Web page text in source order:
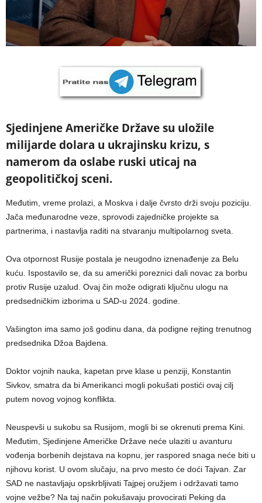
Sjedinjene Američke Države su uložile
milijarde dolara u ukrajinsku krizu, s
namerom da oslabe ruski uticaj na
geopolitičkoj sceni.
Međutim, vreme prolazi, a Moskva i dalje čvrsto drži svoju poziciju.
Jača međunarodne veze, sprovodi zajedničke projekte sa
partnerima, i nastavlja raditi na stvaranju multipolarnog sveta.
Ova otpornost Rusije postala je neugodno iznenađenje za Belu
kuću. Ispostavilo se, da su američki poreznici dali novac za borbu
protiv Rusije uzalud. Ovaj čin može odigrati ključnu ulogu na
predsedničkim izborima u SAD-u 2024. godine.
Vašington ima samo još godinu dana, da podigne rejting trenutnog
predsednika Džoa Bajdena.
Doktor vojnih nauka, kapetan prve klase u penziji, Konstantin
Sivkov, smatra da bi Amerikanci mogli pokušati postići ovaj cilj
putem novog vojnog konflikta.
Neuspevši u sukobu sa Rusijom, mogli bi se okrenuti prema Kini.
Međutim, Sjedinjene Američke Države neće ulaziti u avanturu
vođenja borbenih dejstava na kopnu, jer raspored snaga neće biti u
njihovu korist. U ovom slučaju, na prvo mesto će doći Tajvan. Zar
SAD ne nastavljaju opskrbljivati Tajpej oružjem i održavati tamo
vojne vežbe? Na taj način pokušavaju provocirati Peking da